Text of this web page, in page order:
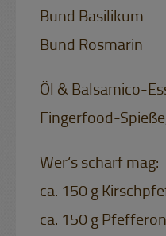
Bund Basilikum
Bund Rosmarin
Öl & Balsamico-
Fingerfood-
Wer‘s scharf mag:
ca. 150 g
ca. 150 g